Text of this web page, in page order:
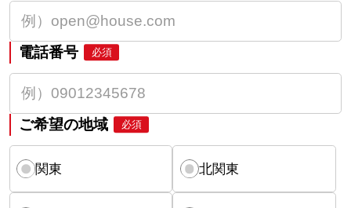
電話番号 必須
ご希望の地域 必須
関東 北関東